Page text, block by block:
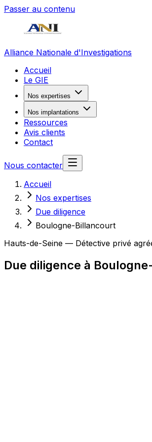
Passer au contenu
Alliance Nationale d'Investigations
Accueil
Le GIE
Nos expertises
Nos implantations
Ressources
Avis clients
Contact
Nous contacter
Accueil
Nos expertises
Due diligence
Boulogne-Billancourt
Hauts-de-Seine — Détective privé
Due diligence à